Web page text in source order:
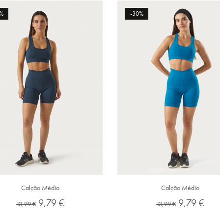
Calção Médio
Preço
13,99 € Preço
9,79 €
Calção Médio
Preço
13,99 € Preço
9,79 €
-30%